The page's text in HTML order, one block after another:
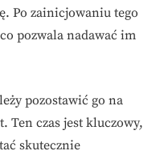
Po zainicjowaniu tego
pozwala nadawać im
pozostawić go na
Ten czas jest kluczowy,
skutecznie